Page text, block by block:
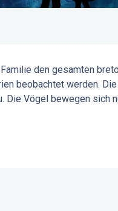
den gesamten
beobachtet werden.
Die Vögel bewegen sich